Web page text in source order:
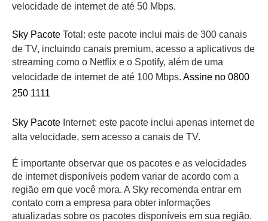
velocidade de internet de até 50 Mbps.
Sky Pacote Total: este pacote inclui mais de 300 canais
de TV, incluindo canais premium, acesso a aplicativos de
streaming como o Netflix e o Spotify, além de uma
velocidade de internet de até 100 Mbps. Assine no 0800
250 1111
Sky Pacote Internet: este pacote inclui apenas internet de
alta velocidade, sem acesso a canais de TV.
É importante observar que os pacotes e as velocidades
de internet disponíveis podem variar de acordo com a
região em que você mora. A Sky recomenda entrar em
contato com a empresa para obter informações
atualizadas sobre os pacotes disponíveis em sua região.